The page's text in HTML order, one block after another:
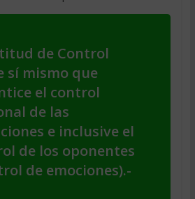
de Control
sí mismo que
el control
de las
e inclusive el
de los oponentes
de emociones).-